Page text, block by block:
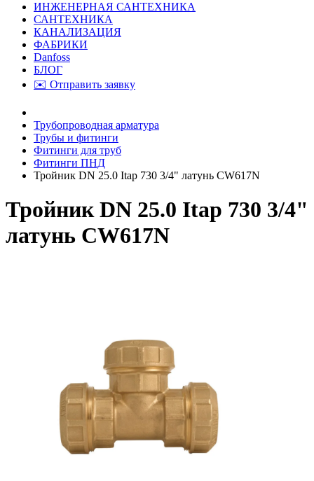
ИНЖЕНЕРНАЯ САНТЕХНИКА
САНТЕХНИКА
КАНАЛИЗАЦИЯ
ФАБРИКИ
Danfoss
БЛОГ
✉️ Отправить заявку
Трубопроводная арматура
Трубы и фитинги
Фитинги для труб
Фитинги ПНД
Тройник DN 25.0 Itap 730 3/4" латунь CW617N
Тройник DN 25.0 Itap 730 3/4"
латунь CW617N